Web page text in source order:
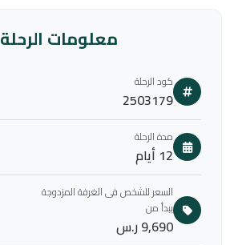
معلومات الرحلة
كود الرحلة
2503179
مدة الرحلة
12 أيام
السعر للشخص فى الغرفة المزدوجة
يبدأ من
9,690 ر.س